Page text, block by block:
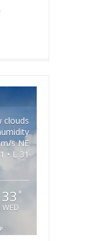
clouds
s NE
• L 31
33 °
WED